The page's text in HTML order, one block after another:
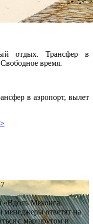
отдых. Трансфер в
время.
в аэропорт, вылет
«Вдоль Меконга.
ответят на
с маршрутом и